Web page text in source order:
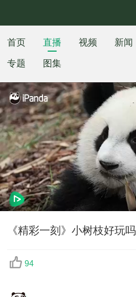
首页 直播 视频 新闻
专题
图集
《精彩一刻》小树枝好玩吗
94